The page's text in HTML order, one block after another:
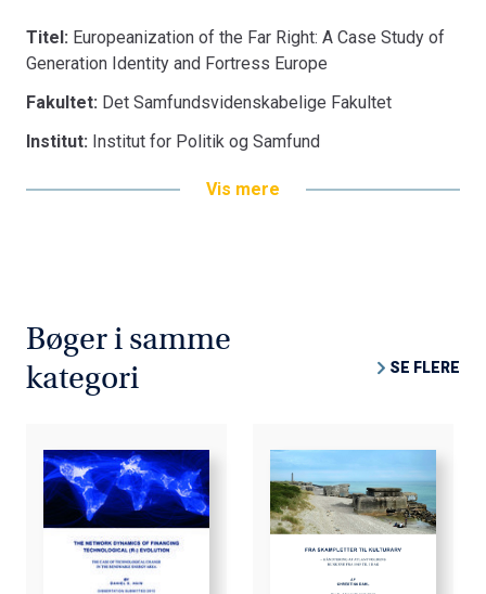
Titel: Europeanization of the Far Right: A Case Study of
Generation Identity and Fortress Europe
Fakultet: Det Samfundsvidenskabelige Fakultet
Institut: Institut for Politik og Samfund
Vis mere
Bøger i samme
kategori
SE FLERE